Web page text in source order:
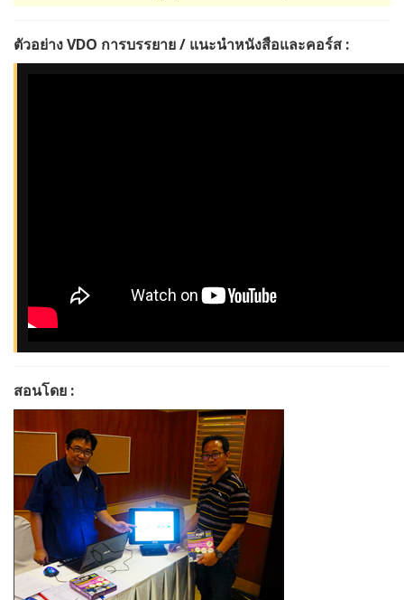
ตัวอย่างVDO การบรรยาย/ แนะนำหนังสือและคอร์ส :
สอนโดย :